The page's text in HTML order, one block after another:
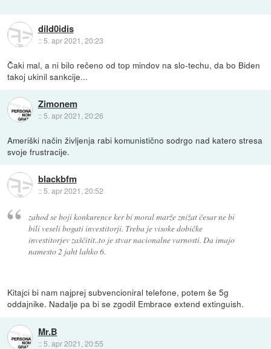
dild0idis
::5. apr 2021, 20:23
Čaki mal, a ni bilo rečeno od top mindov na slo-techu, da bo Biden
takoj ukinil sankcije...
Zimonem
:: 5. apr 2021, 20:26
Ameriški način življenja rabi komunistično sodrgo nad katero stresa
svoje frustracije.
blackbfm
::5. apr 2021, 20:52
zahod se boji konkurence ker bi moral marže znižat česar ne bi
bili veseli bogati investitorji. Treba je visoke dobičke
investitorjev zaščitit..to je stvar nacionalne varnosti. Da imajo
namesto 2 jaht lahko 6.
Kitajci bi nam najprej subvencioniral telefone, potem še 5g
oddajnike. Nadalje pa bi se zgodil Embrace extend extinguish.
Mr.B
:: 5. apr 2021, 20:55